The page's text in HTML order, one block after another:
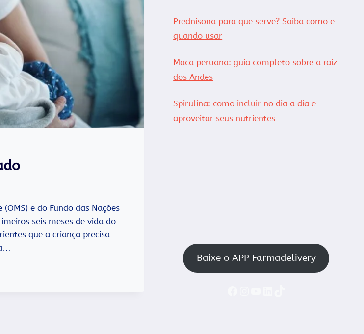
e do Fundo das Nações
seis meses de vida do
que a criança precisa
Prednisona para que serve? Saiba como e
quando usar
Maca peruana: guia completo sobre a raiz
dos Andes
Spirulina: como incluir no dia a dia e
aproveitar seus nutrientes
Baixe o APP Farmadelivery